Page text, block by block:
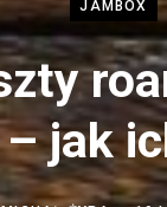
JAMBOX
jak